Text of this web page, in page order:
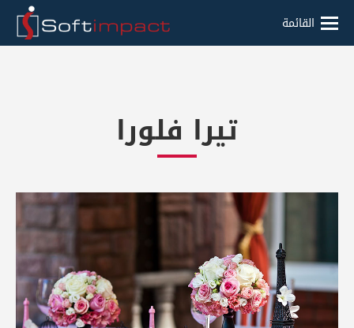
القائمة
تيرا فلورا